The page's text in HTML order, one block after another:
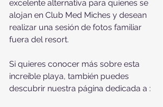
excelente alternativa para quienes se
alojan en Club Med Miches y desean
realizar una sesión de fotos familiar
fuera del resort.
Si quieres conocer más sobre esta
increíble playa, también puedes
descubrir nuestra página dedicada a :